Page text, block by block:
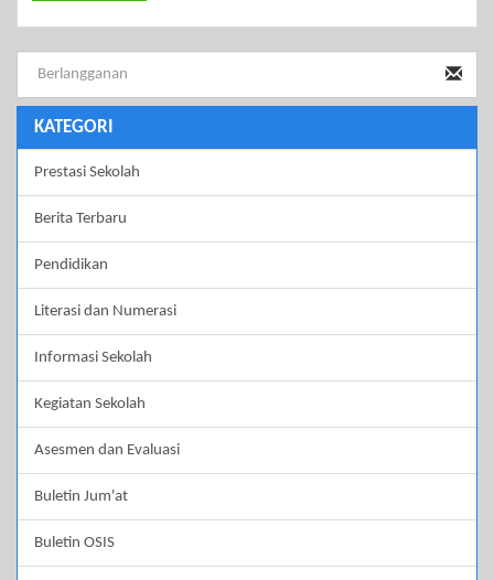
KATEGORI
Prestasi Sekolah
Berita Terbaru
Pendidikan
Literasi dan Numerasi
Informasi Sekolah
Kegiatan Sekolah
Asesmen dan Evaluasi
Buletin Jum'at
Buletin OSIS